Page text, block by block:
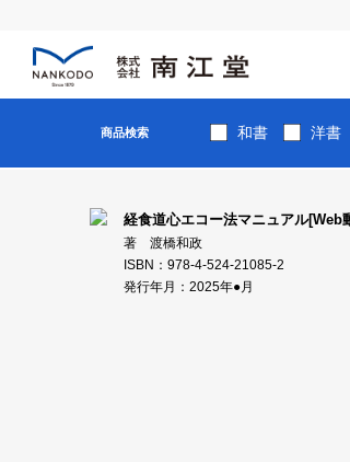
商品検索 和書 洋書
経食道心エコー法マニュアル[Web
著 渡橋和政
ISBN：978-4-524-21085-2
発行年月：2025年●月